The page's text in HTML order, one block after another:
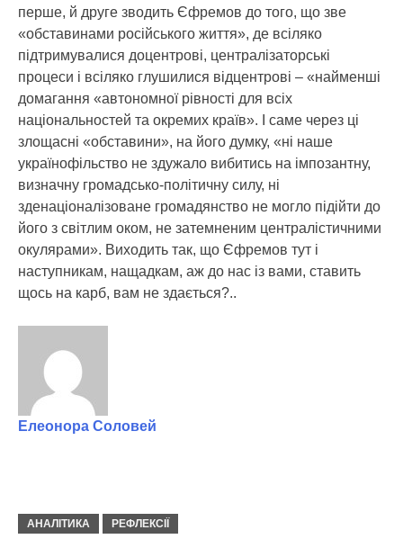
перше, й друге зводить Єфремов до того, що зве
«обставинами російського життя», де всіляко
підтримувалися доцентрові, централізаторські
процеси і всіляко глушилися відцентрові – «найменші
домагання «автономної рівності для всіх
національностей та окремих країв». І саме через ці
злощасні «обставини», на його думку, «ні наше
українофільство не здужало вибитись на імпозантну,
визначну громадсько-політичну силу, ні
зденаціоналізоване громадянство не могло підійти до
його з світлим оком, не затемненим централістичними
окулярами». Виходить так, що Єфремов тут і
наступникам, нащадкам, аж до нас із вами, ставить
щось на карб, вам не здається?..
Елеонора Соловей
АНАЛІТИКА РЕФЛЕКСІЇ